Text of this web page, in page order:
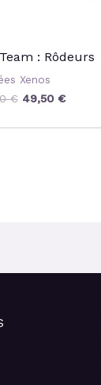
: Rôdeurs
Xenos
€ 49,50 €